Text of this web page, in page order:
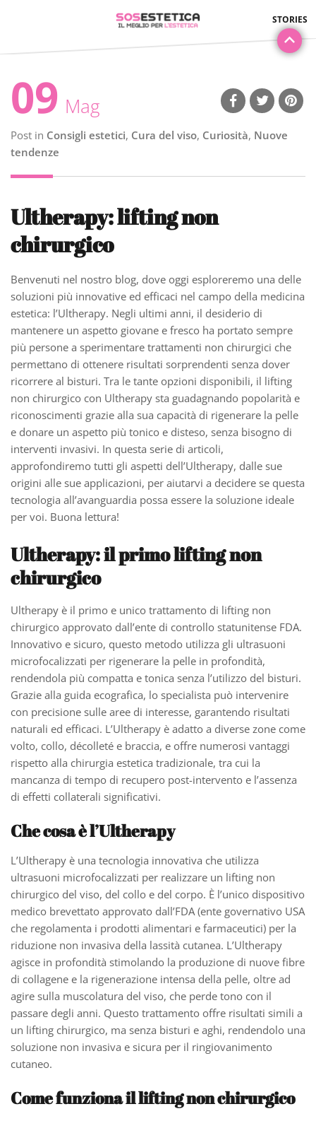
09 Mag
Post in Consigli estetici, Cura del viso, Curiosità, Nuove
tendenze
Ultherapy: lifting non
chirurgico
Benvenuti nel nostro blog, dove oggi esploreremo una delle
soluzioni più innovative ed efficaci nel campo della medicina
estetica: l’Ultherapy. Negli ultimi anni, il desiderio di
mantenere un aspetto giovane e fresco ha portato sempre
più persone a sperimentare trattamenti non chirurgici che
permettano di ottenere risultati sorprendenti senza dover
ricorrere al bisturi. Tra le tante opzioni disponibili, il lifting
non chirurgico con Ultherapy sta guadagnando popolarità e
riconoscimenti grazie alla sua capacità di rigenerare la pelle
e donare un aspetto più tonico e disteso, senza bisogno di
interventi invasivi. In questa serie di articoli,
approfondiremo tutti gli aspetti dell’Ultherapy, dalle sue
origini alle sue applicazioni, per aiutarvi a decidere se questa
tecnologia all’avanguardia possa essere la soluzione ideale
per voi. Buona lettura!
Ultherapy: il primo lifting non
chirurgico
Ultherapy è il primo e unico trattamento di lifting non
chirurgico approvato dall’ente di controllo statunitense FDA.
Innovativo e sicuro, questo metodo utilizza gli ultrasuoni
microfocalizzati per rigenerare la pelle in profondità,
rendendola più compatta e tonica senza l’utilizzo del bisturi.
Grazie alla guida ecografica, lo specialista può intervenire
con precisione sulle aree di interesse, garantendo risultati
naturali ed efficaci. L’Ultherapy è adatto a diverse zone come
volto, collo, décolleté e braccia, e offre numerosi vantaggi
rispetto alla chirurgia estetica tradizionale, tra cui la
mancanza di tempo di recupero post-intervento e l’assenza
di effetti collaterali significativi.
Che cosa è l’Ultherapy
L’Ultherapy è una tecnologia innovativa che utilizza
ultrasuoni microfocalizzati per realizzare un lifting non
chirurgico del viso, del collo e del corpo. È l’unico dispositivo
medico brevettato approvato dall’FDA (ente governativo USA
che regolamenta i prodotti alimentari e farmaceutici) per la
riduzione non invasiva della lassità cutanea. L’Ultherapy
agisce in profondità stimolando la produzione di nuove fibre
di collagene e la rigenerazione intensa della pelle, oltre ad
agire sulla muscolatura del viso, che perde tono con il
passare degli anni. Questo trattamento offre risultati simili a
un lifting chirurgico, ma senza bisturi e aghi, rendendolo una
soluzione non invasiva e sicura per il ringiovanimento
cutaneo.
Come funziona il lifting non chirurgico